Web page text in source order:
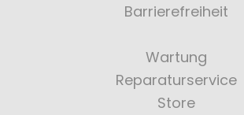
Barrierefreiheit
Wartung
Reparaturservice
Store